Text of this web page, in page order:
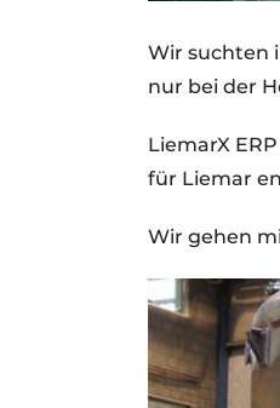
Wir suchten
nur bei der
LiemarX
für Liemar
Wir gehen